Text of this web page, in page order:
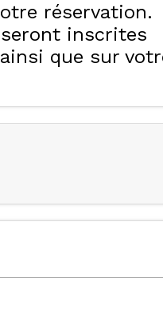
réservation.
inscrites
que sur